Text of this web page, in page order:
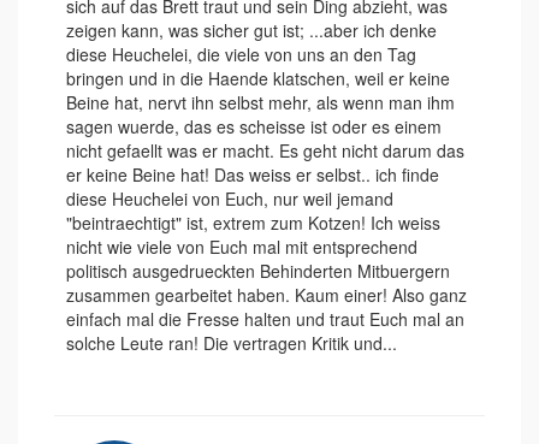
sich auf das Brett traut und sein Ding abzieht, was
zeigen kann, was sicher gut ist; ...aber ich denke
diese Heuchelei, die viele von uns an den Tag
bringen und in die Haende klatschen, weil er keine
Beine hat, nervt ihn selbst mehr, als wenn man ihm
sagen wuerde, das es scheisse ist oder es einem
nicht gefaellt was er macht. Es geht nicht darum das
er keine Beine hat! Das weiss er selbst.. ich finde
diese Heuchelei von Euch, nur weil jemand
"beintraechtigt" ist, extrem zum Kotzen! Ich weiss
nicht wie viele von Euch mal mit entsprechend
politisch ausgedrueckten Behinderten Mitbuergern
zusammen gearbeitet haben. Kaum einer! Also ganz
einfach mal die Fresse halten und traut Euch mal an
solche Leute ran! Die vertragen Kritik und...